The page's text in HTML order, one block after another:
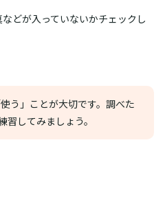
どが入っていないかチェックし
う」ことが大切です。調べた
してみましょう。